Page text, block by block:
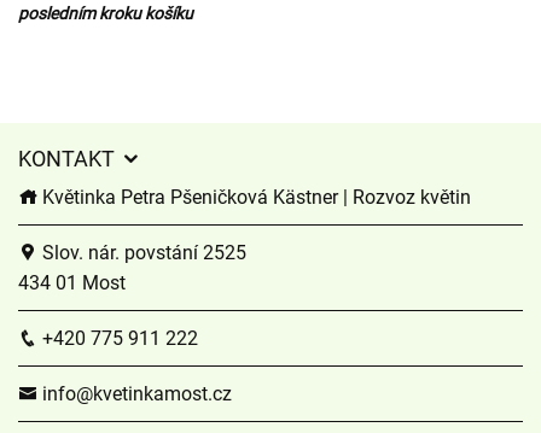
posledním kroku košíku
KONTAKT
Květinka Petra Pšeničková Kästner | Rozvoz květin
Slov. nár. povstání 2525
434 01 Most
+420 775 911 222
info@kvetinkamost.cz